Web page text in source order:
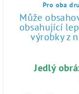
Pro oba
Může
obsahující
výrobky z
Jedlý